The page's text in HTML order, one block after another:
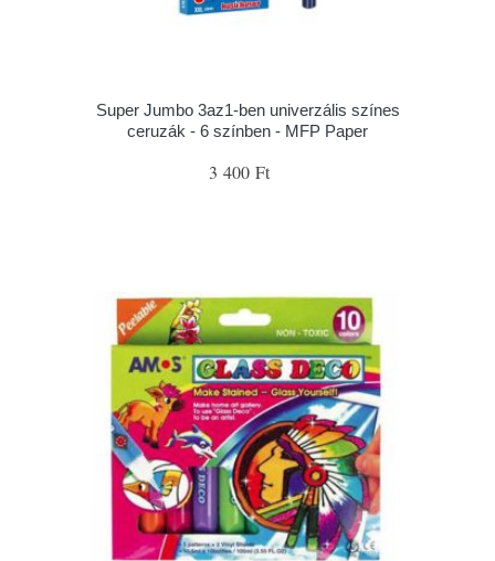
Super Jumbo 3az1-ben univerzális színes
ceruzák - 6 színben - MFP Paper
3 400 Ft